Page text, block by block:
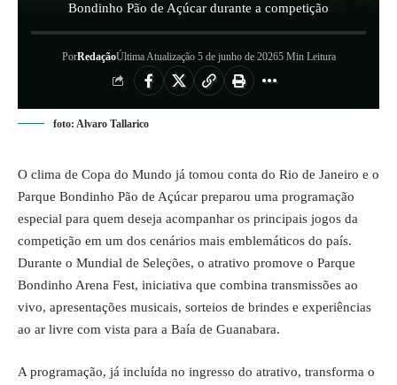
Bondinho Pão de Açúcar durante a competição
PorRedaçãoÚltima Atualização 5 de junho de 20265 Min Leitura
foto: Alvaro Tallarico
O clima de Copa do Mundo já tomou conta do Rio de Janeiro e o
Parque Bondinho Pão de Açúcar preparou uma programação
especial para quem deseja acompanhar os principais jogos da
competição em um dos cenários mais emblemáticos do país.
Durante o Mundial de Seleções, o atrativo promove o Parque
Bondinho Arena Fest, iniciativa que combina transmissões ao
vivo, apresentações musicais, sorteios de brindes e experiências
ao ar livre com vista para a Baía de Guanabara.
A programação, já incluída no ingresso do atrativo, transforma o